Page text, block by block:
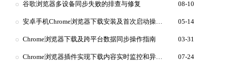
谷歌浏览器多设备同步失败的排查与修复 08-10
安卓手机Chrome浏览器下载安装及首次启动操作教程 05-14
Chrome浏览器下载及跨平台数据同步操作指南 03-31
Chrome浏览器插件实现下载内容实时监控和异常报警 07-24